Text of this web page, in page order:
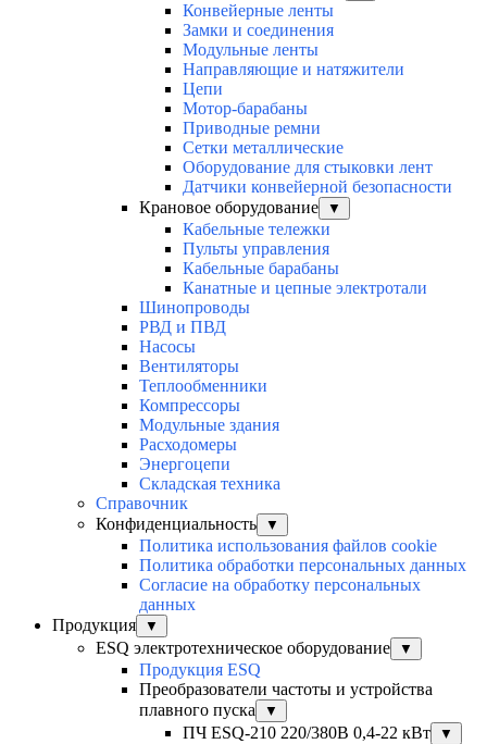
Конвейерные ленты
Замки и соединения
Модульные ленты
Направляющие и натяжители
Цепи
Мотор-барабаны
Приводные ремни
Сетки металлические
Оборудование для стыковки лент
Датчики конвейерной безопасности
Крановое оборудование
▼
Кабельные тележки
Пульты управления
Кабельные барабаны
Канатные и цепные электротали
Шинопроводы
РВД и ПВД
Насосы
Вентиляторы
Теплообменники
Компрессоры
Модульные здания
Расходомеры
Энергоцепи
Складская техника
Справочник
Конфиденциальность
▼
Политика использования файлов cookie
Политика обработки персональных данных
Согласие на обработку персональных
данных
Продукция
▼
ESQ электротехническое оборудование ▼
Продукция ESQ
Преобразователи частоты и устройства
плавного пуска
▼
ПЧ ESQ-210 220/380В 0,4-22 кВт ▼